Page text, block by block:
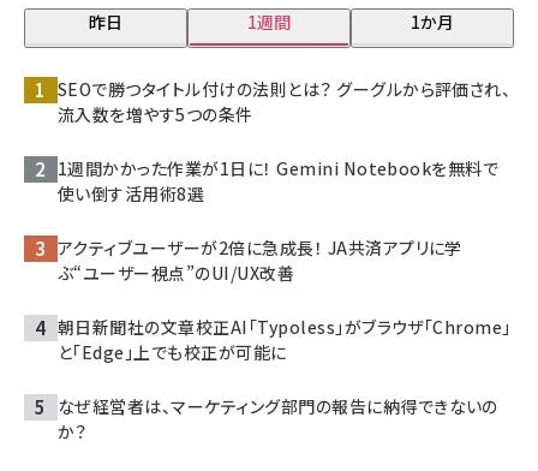
昨日 1週間 1か月
SEOで勝つタイトル付けの法則とは？ グーグルから評価され、
流入数を増やす5つの条件
1週間かかった作業が1日に！ Gemini Notebookを無料で
使い倒す活用術8選
アクティブユーザーが2倍に急成長！ JA共済アプリに学
ぶ“ユーザー視点”のUI/UX改善
朝日新聞社の文章校正AI「Typoless」がブラウザ「Chrome」
と「Edge」上でも校正が可能に
なぜ経営者は、マーケティング部門の報告に納得できないの
か？